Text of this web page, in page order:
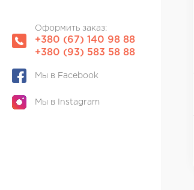
Оформить заказ:
+380 (67) 140 98 88
+380 (93) 583 58 88
Мы в Facebook
Мы в Instagram